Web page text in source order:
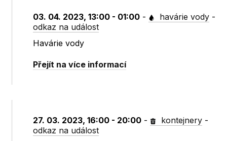
03. 04. 2023, 13:00 - 01:00 - havárie vody -
odkaz na událost
Havárie vody
Přejít na více informací
27. 03. 2023, 16:00 - 20:00 - kontejnery -
odkaz na událost